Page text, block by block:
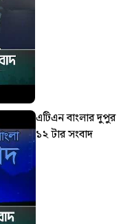
এটিএন বাংলার দুপুর
১২ টার সংবাদ